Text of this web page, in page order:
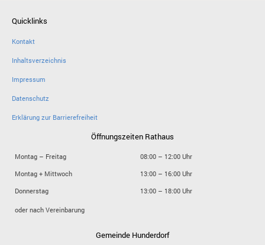
Quicklinks
Kontakt
Inhaltsverzeichnis
Impressum
Datenschutz
Erklärung zur Barrierefreiheit
Öffnungszeiten Rathaus
Montag – Freitag
08:00 – 12:00 Uhr
Montag + Mittwoch
13:00 – 16:00 Uhr
Donnerstag
13:00 – 18:00 Uhr
oder nach Vereinbarung
Gemeinde Hunderdorf